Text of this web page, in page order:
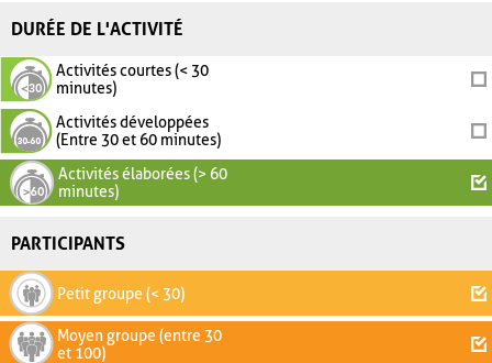
DURÉE DE L'ACTIVITÉ
Activités courtes (< 30
minutes)
Activités développées
(Entre 30 et 60 minutes)
Activités élaborées (> 60
minutes)
PARTICIPANTS
Petit groupe (< 30)
Moyen groupe (entre 30
et 100)